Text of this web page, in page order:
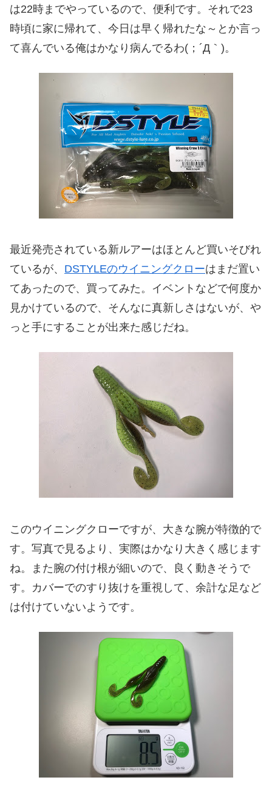
は22時までやっているので、便利です。それで23
時頃に家に帰れて、今日は早く帰れたな～とか言っ
て喜んでいる俺はかなり病んでるわ(；´Д｀)。
最近発売されている新ルアーはほとんど買いそびれ
ているが、 DSTYLEのウイニングクローはまだ置い
てあったので、買ってみた。イベントなどで何度か
見かけているので、そんなに真新しさはないが、や
っと手にすることが出来た感じだね。
このウイニングクローですが、大きな腕が特徴的で
す。写真で見るより、実際はかなり大きく感じます
ね。また腕の付け根が細いので、良く動きそうで
す。カバーでのすり抜けを重視して、余計な足など
は付けていないようです。